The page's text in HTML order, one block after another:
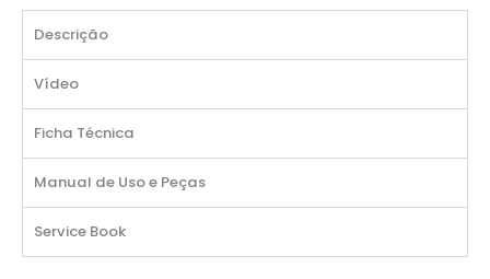
Descrição
Vídeo
Ficha Técnica
Manual de Uso e Peças
Service Book